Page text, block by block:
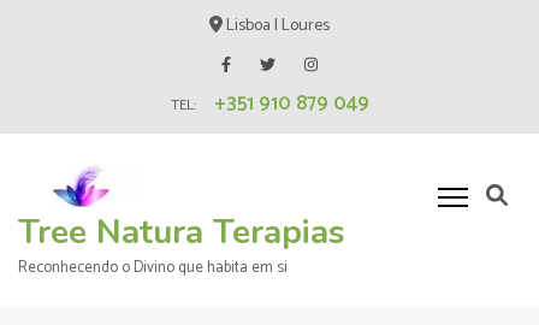
Enter)
Lisboa | Loures
TEL: +351 910 879 049
Tree Natura Terapias
Reconhecendo o Divino que habita em si